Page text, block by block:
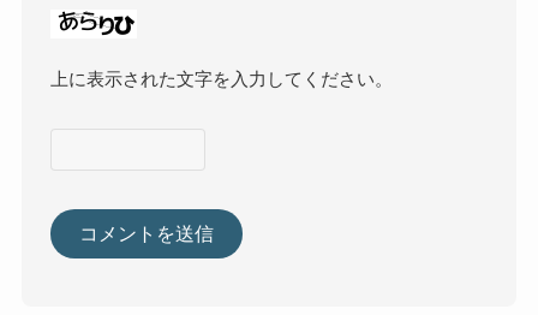
上に表示された文字を入力してください。